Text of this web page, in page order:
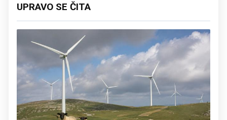
UPRAVO SE ČITA